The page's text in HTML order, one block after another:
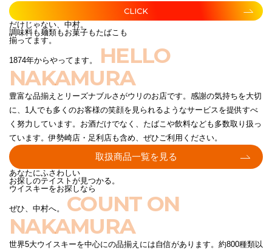
CLICK
だけじゃない、中村。
調味料も麺類もお菓子もたばこも
揃ってます。
1874年からやってます。
HELLO
NAKAMURA
豊富な品揃えとリーズナブルさがウリのお店です。感謝の気持ちを大切
に、1人でも多くのお客様の笑顔を見られるようなサービスを提供すべ
く努力しています。お酒だけでなく、たばこや飲料なども多数取り扱っ
ています。伊勢崎店・足利店も含め、ぜひご利用ください。
取扱商品一覧を見る
あなたにふさわしい
お探しのテイストが見つかる。
ウイスキーをお探しなら
ぜひ、中村へ。 COUNT ON
NAKAMURA
世界5大ウイスキーを中心にの品揃えには自信があります。約800種類以